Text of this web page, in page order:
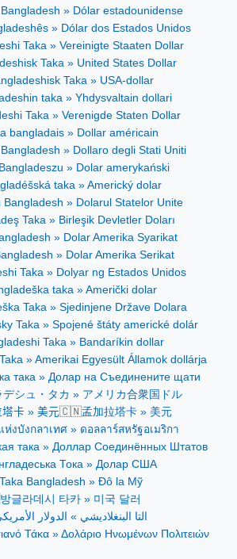
» Dólar estadounidense
» Dólar dos Estados Unidos
Taka » Vereinigte Staaten Dollar
Taka » United States Dollar
Taka » USA-dollar
taka » Yhdysvaltain dollari
Taka » Verenigde Staten Dollar
bangladais » Dollar américain
» Dollaro degli Stati Uniti
» Dolar amerykański
taka » Americký dolar
Bangladesh » Dolarul Statelor Unite
Taka » Birleşik Devletler Doları
» Dolar Amerika Syarikat
» Dolar Amerika Serikat
Taka » Dolyar ng Estados Unidos
taka » Američki dolar
Taka » Sjedinjene Države Dolara
Taka » Spojené štáty americké dolár
Taka » Bandaríkin dollar
» Amerikai Egyesült Államok dollárja
така » Долар на Съединените щати
デシュ・タカ » アメリカ合衆国ドル
卡 » 美元🇨🇳孟加拉塔卡 » 美元
ห่งบังกลาเทศ » ดอลลาร์สหรัฐอเมริกา
така » Доллар Соединённых Штатов
Тока » Долар США
Bangladesh » Đô la Mỹ
방글라데시 타카 » 미국 달러
التا البنغلاديشي » الدولار
Τάκα » Δολάριο Ηνωμένων Πολιτειών